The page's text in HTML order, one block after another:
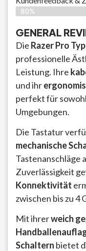
80%
GENERAL
Die Razer Pro
professionelle
Leistung. Ihre
und ihr
perfekt für
Umgebungen.
Die Tastatur
mechanische
Tastenanschläge
Zuverlässigkeit
Konnektivität
zwischen bis zu 4
Mit ihrerweich
Schaltern bietet